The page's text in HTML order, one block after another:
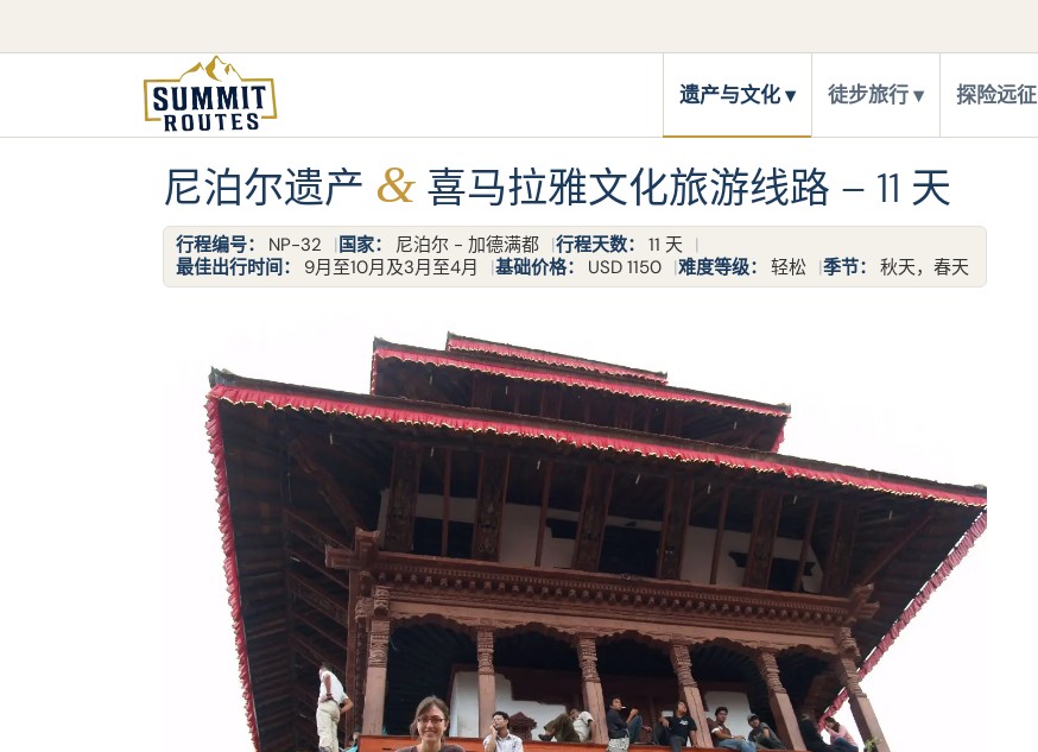
遗产与文化 徒步旅行 探险远征
尼泊尔遗产 & 喜马拉雅文化旅游线路 – 11 天
行程编号： NP-32 国家： 尼泊尔 - 加德满都 行程天数： 11 天
最佳出行时间：
9月至10月及3月至4月 基础价格： USD 1150 难度等级： 轻松 季节： 秋天，春天